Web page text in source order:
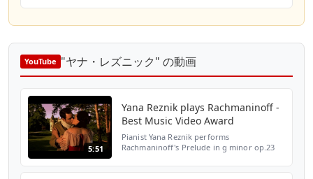
YouTube "ヤナ・レズニック" の動画
5:51
Yana Reznik plays Rachmaninoff -
Best Music Video Award
Pianist Yana Reznik performs
Rachmaninoff's Prelude in g minor op.23